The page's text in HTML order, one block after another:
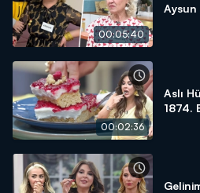
00:05:40
Aysun
00:02:36
Aslı
1874.